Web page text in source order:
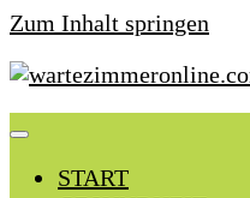
Zum Inhalt springen
START